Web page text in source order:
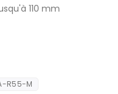
110 mm
R55-M